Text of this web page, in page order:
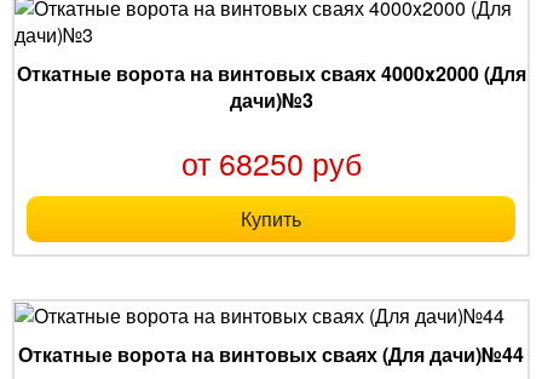
Откатные ворота на винтовых сваях 4000x2000 (Для
дачи)№3
от 68250 руб
Купить
Откатные ворота на винтовых сваях (Для дачи)№44